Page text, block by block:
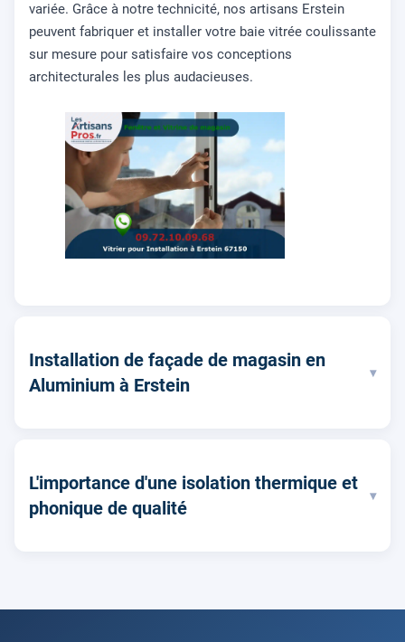
variée. Grâce à notre technicité, nos artisans Erstein
peuvent fabriquer et installer votre baie vitrée coulissante
sur mesure pour satisfaire vos conceptions
architecturales les plus audacieuses.
Installation de façade de magasin en
Aluminium à Erstein
▾
L'importance d'une isolation thermique et
phonique de qualité
▾